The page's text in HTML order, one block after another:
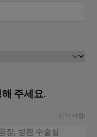
주세요.
선택 사항: